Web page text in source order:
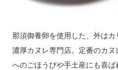
那須御養卵を使用した、外は
濃厚カヌレ専門店。定番のカ
へのごほうびや手土産にも喜ば